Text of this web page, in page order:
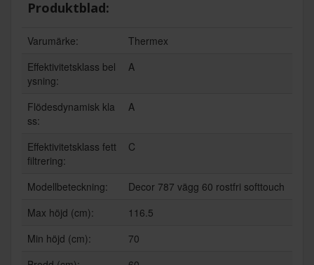
Produktblad:
Varumärke:
Thermex
Effektivitetsklass bel
ysning:
A
Flödesdynamisk kla
ss:
A
Effektivitetsklass fett
filtrering:
C
Modellbeteckning:
Decor 787 vägg 60 rostfri softtouch
Max höjd (cm):
116.5
Min höjd (cm):
70